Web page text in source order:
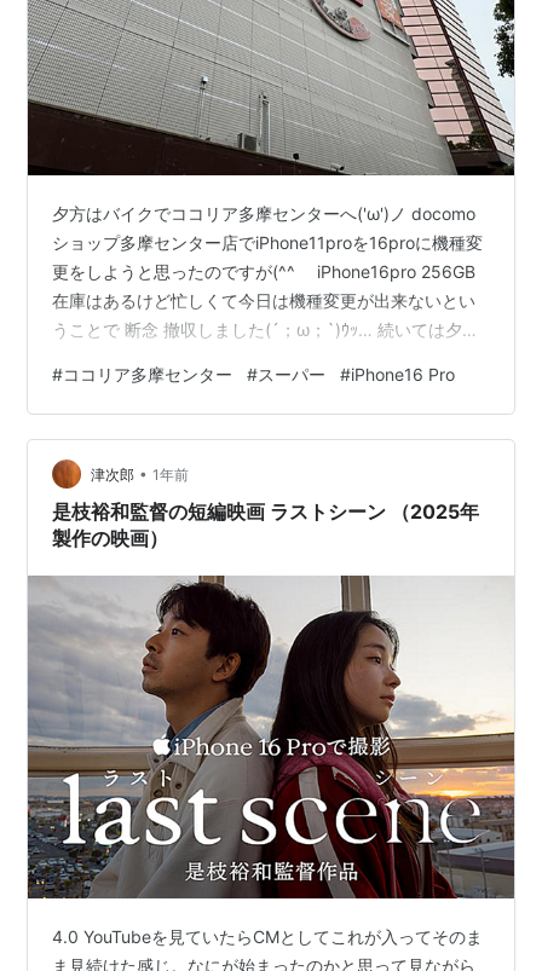
夕方はバイクでココリア多摩センターへ('ω')ノ docomo
ショップ多摩センター店でiPhone11proを16proに機種変
更をしようと思ったのですが(^^ゞ iPhone16pro 256GB
在庫はあるけど忙しくて今日は機種変更が出来ないとい
うことで 断念 撤収しました(´；ω；`)ｳｯ… 続いては夕食
急搬送 私と全く同じ慢性硬膜下血腫で開頭手術をしたそ
ば屋のオヤジが約半年振りに帰ってきていました(ﾟДﾟ;)
ちなみに私は1週間弱で退院を(*´ω｀*) で いつものスー
パーで夕食のおかずに味しみ牛肉豆腐とポテトフライの
小を買い…
#ココリア多摩センター #スーパー #iPhone16 Pro
津次郎 • 1年前
是枝裕和監督の短編映画 ラストシーン （2025年
製作の映画）
4.0 YouTubeを見ていたらCMとしてこれが入ってそのま
ま見続けた感じ。なにが始まったのかと思って見ながら